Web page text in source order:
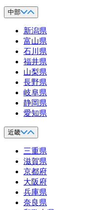
中部
新潟県
富山県
石川県
福井県
山梨県
長野県
岐阜県
静岡県
愛知県
近畿
三重県
滋賀県
京都府
大阪府
兵庫県
奈良県